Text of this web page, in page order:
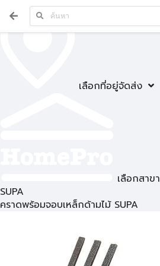
เลือกที่อยู่จัดส่ง
เลือกสาขา
SUPA
คราดพร้อมจอบเหล็กด้ามไม้ SUPA